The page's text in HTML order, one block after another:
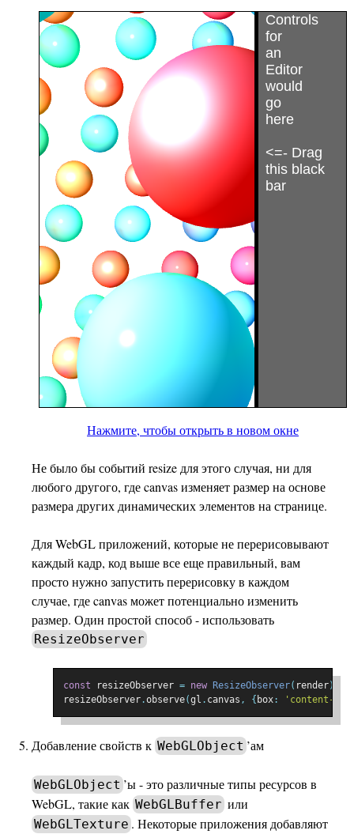
Нажмите, чтобы открыть в новом окне
Не было бы событий resize для этого случая, ни для
любого другого, где canvas изменяет размер на основе
размера других динамических элементов на странице.
Для WebGL приложений, которые не перерисовывают
каждый кадр, код выше все еще правильный, вам
просто нужно запустить перерисовку в каждом
случае, где canvas может потенциально изменить
размер. Один простой способ - использовать
ResizeObserver
const resizeObserver = new ResizeObserver( render);
resizeObserver.observe(gl . canvas , { box: 'content-
Добавление свойств к WebGLObject ’ам
WebGLObject ’ы - это различные типы ресурсов в
WebGL, такие как WebGLBuffer или
WebGLTexture . Некоторые приложения добавляют